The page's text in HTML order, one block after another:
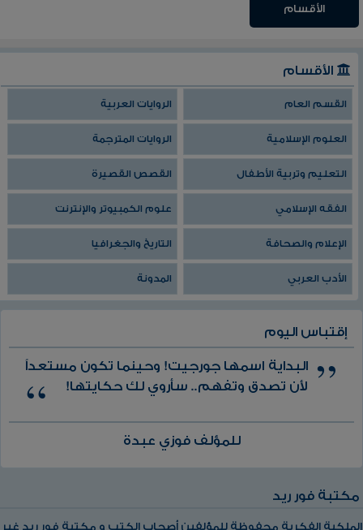
الأقسام
الأقسام
القسم العام الروايات العربية
العلوم الإسلامية الروايات المترجمة
التعليم وتربية الأطفال القصص القصيرة
الفقه الإسلامي علوم الكمبيوتر والإنترنت
الإعلام والصحافة التاريخ والجغرافيا
الأدب العربي المدونة
إقتباس اليوم
البداية اسمها جورجيت! وحينما تكون مستعداً
لأن تصدق وتفهم.. سأروي لك حكايتها!
للمؤلف فوزي عبدة
مكتبة فور ريد